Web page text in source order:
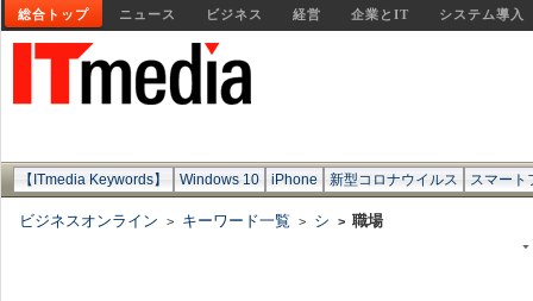
総合トップ ニュース ビジネス 経営 企業とIT システム導入
【ITmedia Keywords】 Windows 10 iPhone 新型コロナウイルス スマート
ビジネスオンライン > キーワード一覧 > シ > 職場